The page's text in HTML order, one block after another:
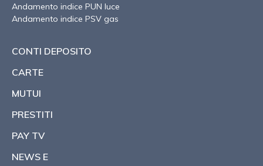
Andamento indice PUN luce
Andamento indice PSV gas
CONTI DEPOSITO
CARTE
MUTUI
PRESTITI
PAY TV
NEWS E